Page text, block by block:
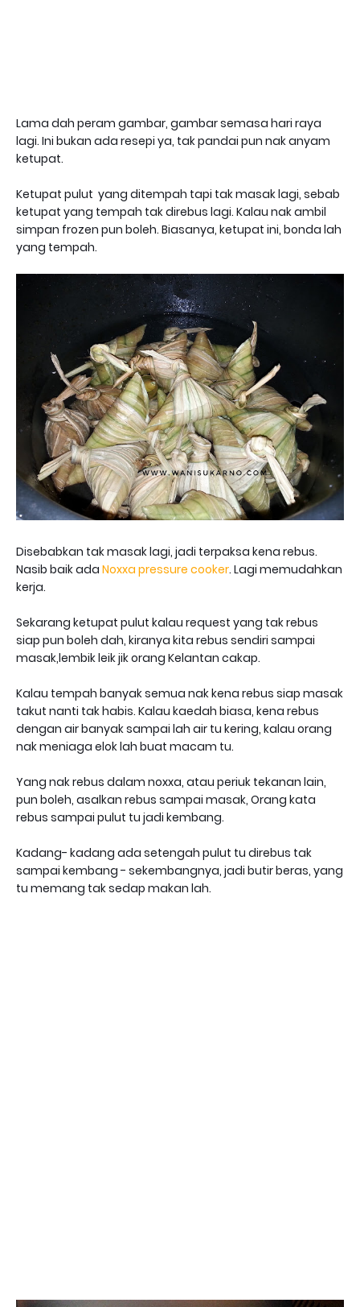
Lama dah peram gambar, gambar semasa hari raya
lagi. Ini bukan ada resepi ya, tak pandai pun nak anyam
ketupat.
Ketupat pulut yang ditempah tapi tak masak lagi, sebab
ketupat yang tempah tak direbus lagi. Kalau nak ambil
simpan frozen pun boleh. Biasanya, ketupat ini, bonda lah
yang tempah.
Disebabkan tak masak lagi, jadi terpaksa kena rebus.
Nasib baik ada Noxxa pressure cooker. Lagi memudahkan
kerja.
Sekarang ketupat pulut kalau request yang tak rebus
siap pun boleh dah, kiranya kita rebus sendiri sampai
masak,lembik leik jik orang Kelantan cakap.
Kalau tempah banyak semua nak kena rebus siap masak
takut nanti tak habis. Kalau kaedah biasa, kena rebus
dengan air banyak sampai lah air tu kering, kalau orang
nak meniaga elok lah buat macam tu.
Yang nak rebus dalam noxxa, atau periuk tekanan lain,
pun boleh, asalkan rebus sampai masak, Orang kata
rebus sampai pulut tu jadi kembang.
Kadang- kadang ada setengah pulut tu direbus tak
sampai kembang - sekembangnya, jadi butir beras, yang
tu memang tak sedap makan lah.